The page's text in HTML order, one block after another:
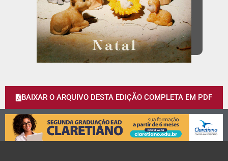
BAIXAR O ARQUIVO DESTA EDIÇÃO COMPLETA EM PDF